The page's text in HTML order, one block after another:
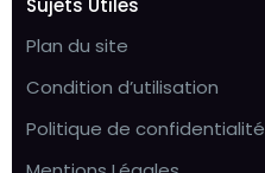
Sujets Utiles
Plan du site
Condition d’utilisation
Politique de confidentialité